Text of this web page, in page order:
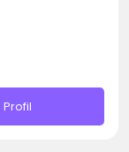
Profil